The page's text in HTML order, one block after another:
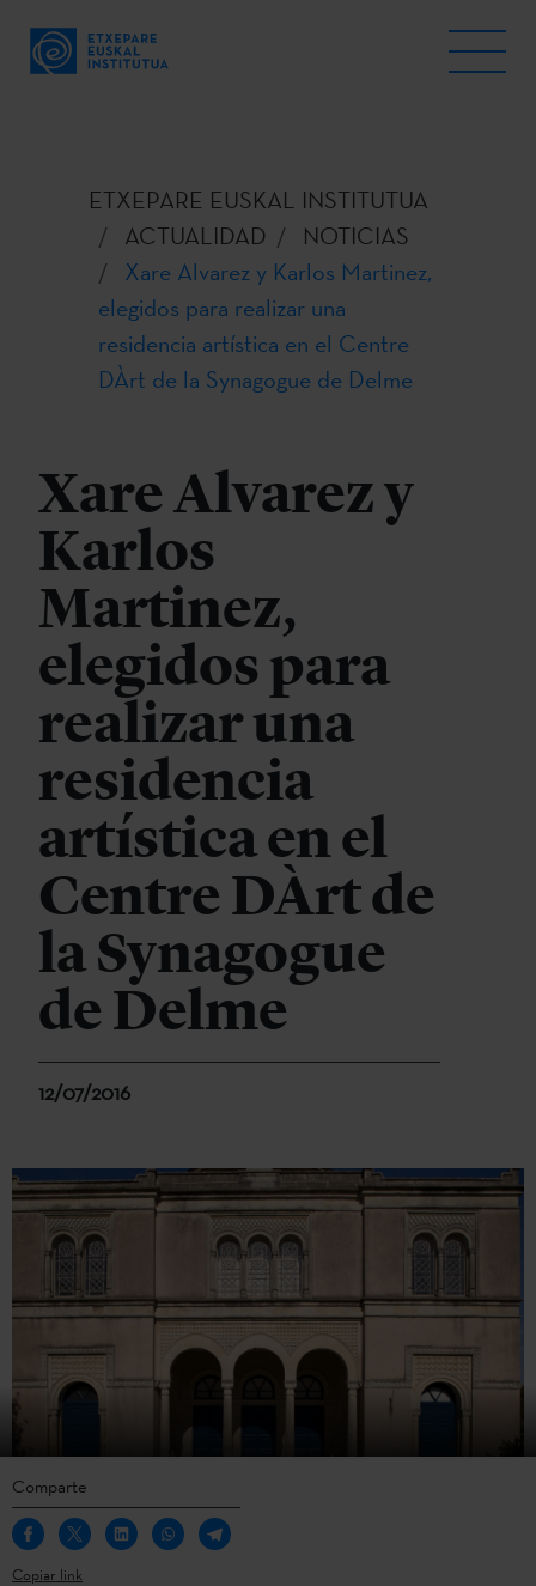
ETXEPARE EUSKAL INSTITUTUA
ACTUALIDAD
NOTICIAS
Xare Alvarez y Karlos Martinez,
elegidos para realizar una
residencia artística en el Centre
DÀrt de la Synagogue de Delme
Xare Alvarez y
Karlos
Martinez,
elegidos para
realizar una
residencia
artística en el
Centre DÀrt de
la Synagogue
de Delme
12/07/2016
Comparte
Copiar link